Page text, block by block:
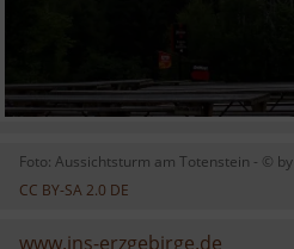
Foto: Aussichtsturm am Totenstein - © by
CC BY-SA 2.0 DE
www.ins-erzgebirge.de